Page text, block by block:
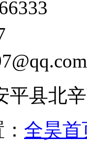
平县北
全昊首